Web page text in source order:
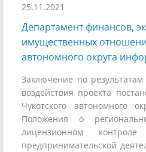
25.11.2021
Департамент финансов,
имущественных
автономного округа
Заключение по
воздействия проекта
Чукотского автономного
Положения о
лицензионном
предпринимательской